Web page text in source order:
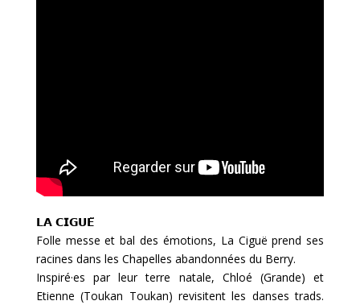
𝗟𝗔 𝗖𝗜𝗚𝗨𝗘̈
Folle messe et bal des émotions, La Ciguë prend ses
racines dans les Chapelles abandonnées du Berry.
Inspiré·es par leur terre natale, Chloé (Grande) et
Etienne (Toukan Toukan) revisitent les danses trads.